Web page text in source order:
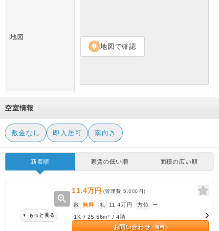
地図
location_on 地図で確認
空室情報
敷金なし 即入居可 南向き
新着順 家賃の低い順 面積の広い順
zoom_in
▼ もっと見る
11.4万円 (管理費5,000円)
敷 無料 礼 11.4万円 方位 ー
1K / 25.56m² / 4階
お問い合わせ 無料